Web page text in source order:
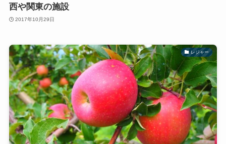
西や関東の施設
2017年10月29日
レジャー